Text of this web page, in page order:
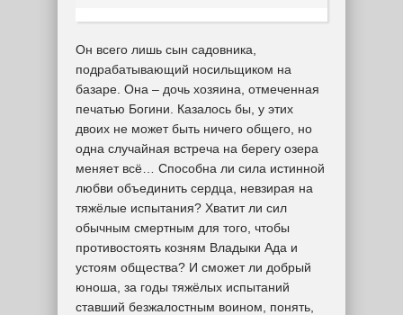
Он всего лишь сын садовника,
подрабатывающий носильщиком на
базаре. Она – дочь хозяина, отмеченная
печатью Богини. Казалось бы, у этих
двоих не может быть ничего общего, но
одна случайная встреча на берегу озера
меняет всё… Способна ли сила истинной
любви объединить сердца, невзирая на
тяжёлые испытания? Хватит ли сил
обычным смертным для того, чтобы
противостоять козням Владыки Ада и
устоям общества? И сможет ли добрый
юноша, за годы тяжёлых испытаний
ставший безжалостным воином, понять,